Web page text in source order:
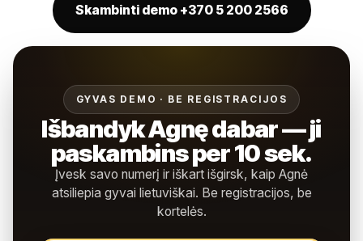
Skambinti demo +370 5 200 2566
GYVAS DEMO · BE REGISTRACIJOS
Išbandyk Agnę dabar — ji
paskambins per 10 sek.
Įvesk savo numerį ir iškart išgirsk, kaip Agnė
atsiliepia gyvai lietuviškai. Be registracijos, be
kortelės.